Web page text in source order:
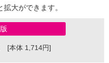
大ができます。
[本体 1,714円]